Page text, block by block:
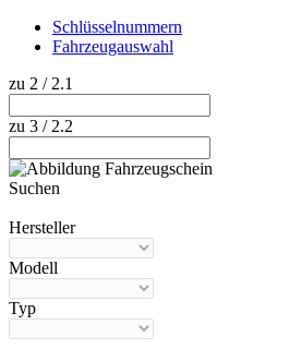
Schlüsselnummern
Fahrzeugauswahl
zu 2 / 2.1
zu 3 / 2.2
Suchen
Hersteller
Modell
Typ